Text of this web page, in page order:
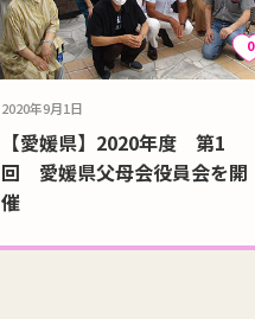
0
2020年9月1日
【愛媛県】2020年度 第1
回 愛媛県父母会役員会を開
催